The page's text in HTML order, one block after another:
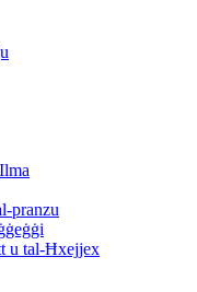
pranzu
u tal-Ħxejjex